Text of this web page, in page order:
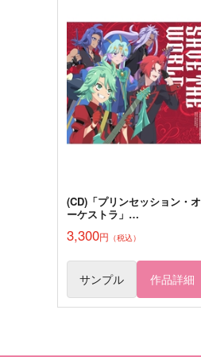
Blooming Memories
1,572円（税込）
シャーロック×ウィリアム
(CD)「プリンセッション・オ
ーケストラ」
3,300円 （税込）
サンプル 作品詳細